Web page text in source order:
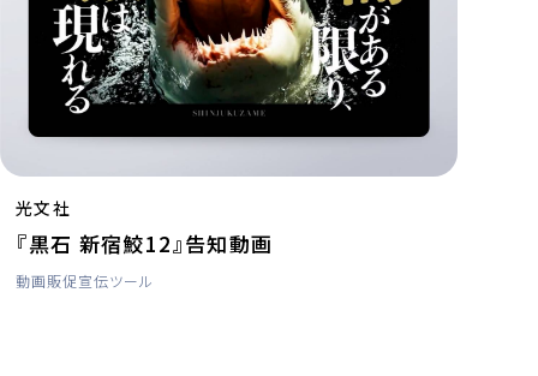
光文社
『黒石 新宿鮫12』告知動画
動画販促宣伝ツール